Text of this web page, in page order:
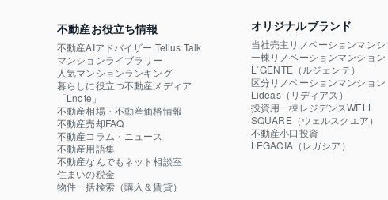
不動産お役立ち情報
不動産AIアドバイザー Tellus Talk
マンションライブラリー
人気マンションランキング
暮らしに役立つ不動産メディア
「Lnote」
不動産相場・不動産価格情報
不動産売却FAQ
不動産コラム・ニュース
不動産用語集
不動産なんでもネット相談室
住まいの税金
物件一括検索（購入＆賃貸）
オリジナルブランド
当社売主リノベーションマンシ
一棟リノベーションマンション
L`GENTE（ルジェンテ）
区分リノベーションマンション
Lideas（リディアス）
投資用一棟レジデンスWELL
SQUARE（ウェルスクエア）
不動産小口投資
LEGACIA（レガシア）